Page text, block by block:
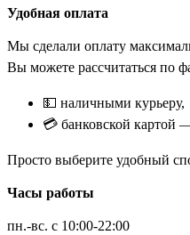
Удобная оплата
Мы сделали оплату
Вы можете рассчитаться по
💵 наличными курьеру,
💳 банковской картой
Просто выберите удобный
Часы работы
пн.-вс. с 10:00-22:00